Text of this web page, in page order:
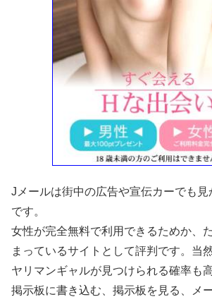
Jメールは街中の広告や宣伝カーでも見
です。
女性が完全無料で利用できるためか、
まっているサイトとして評判です。当
ヤリマンギャルが見つけられる確率も
掲示板に書き込む、掲示板を見る、メ